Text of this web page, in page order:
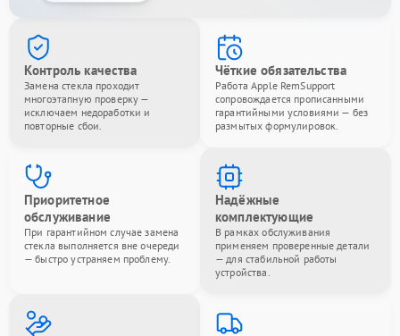
Контроль качества
Замена стекла проходит
многоэтапную проверку —
исключаем недоработки и
повторные сбои.
Чёткие обязательства
Работа Apple RemSupport
сопровождается прописанными
гарантийными условиями — без
размытых формулировок.
Приоритетное
обслуживание
При гарантийном случае замена
стекла выполняется вне очереди
— быстро устраняем проблему.
Надёжные
комплектующие
В рамках обслуживания
применяем проверенные детали
— для стабильной работы
устройства.